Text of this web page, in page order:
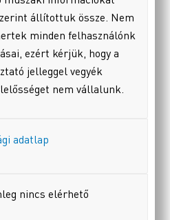
állítottuk össze. Nem
minden felhasználónk
ezért kérjük, hogy a
jelleggel vegyék
nem vállalunk.
adatlap
nincs elérhető